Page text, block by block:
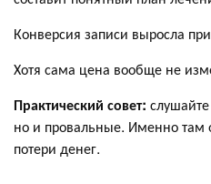
Конверсия записи выросла
Хотя сама цена вообще не
Практический совет:
но и провальные. Именно там
потери денег.